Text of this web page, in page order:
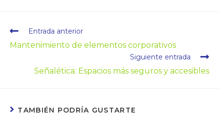
Entrada anterior
Mantenimiento de elementos corporativos
Siguiente entrada
Señalética: Espacios más seguros y accesibles
TAMBIÉN PODRÍA GUSTARTE